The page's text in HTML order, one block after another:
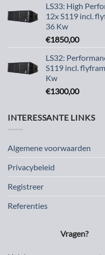
LS33: High
12x S119 incl.
36 Kw
€1850,00
LS32:
S119 incl.
Kw
€1300,00
INTERESSANTE LINKS
Algemene voorwaarden
Privacybeleid
Registreer
Referenties
Vragen?